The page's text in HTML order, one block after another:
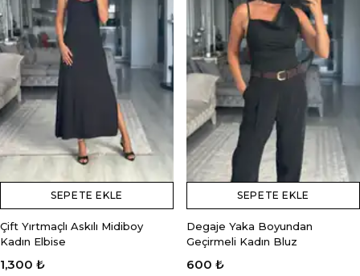
SEPETE EKLE
Çift Yırtmaçlı Askılı Midiboy
Kadın Elbise
1,300 ₺
SEPETE EKLE
Degaje Yaka Boyundan
Geçirmeli Kadın Bluz
600 ₺